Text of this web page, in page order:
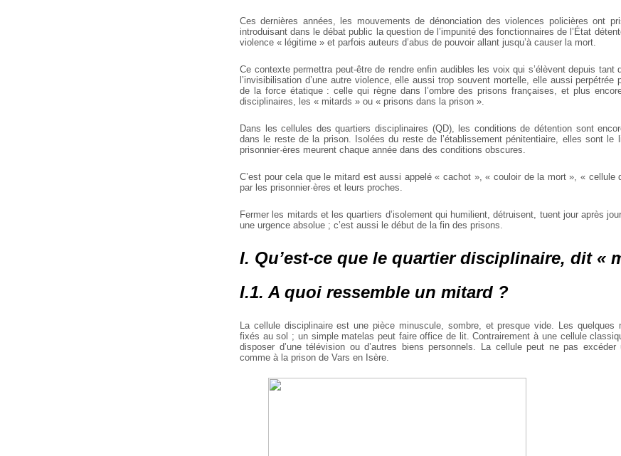
Ces dernières années, les mouvements de dénonciation des violences policières ont
introduisant dans le débat public la question de l’impunité des fonctionnaires de l’État
violence « légitime » et parfois auteurs d’abus de pouvoir allant jusqu’à causer la mort.
Ce contexte permettra peut-être de rendre enfin audibles les voix qui s’élèvent depuis tant
l’invisibilisation d’une autre violence, elle aussi trop souvent mortelle, elle aussi perpétrée
de la force étatique : celle qui règne dans l’ombre des prisons françaises, et plus
disciplinaires, les « mitards » ou « prisons dans la prison ».
Dans les cellules des quartiers disciplinaires (QD), les conditions de détention sont
dans le reste de la prison. Isolées du reste de l’établissement pénitentiaire, elles sont le
prisonnier·ères meurent chaque année dans des conditions obscures.
C’est pour cela que le mitard est aussi appelé « cachot », « couloir de la mort », « cellule
par les prisonnier·ères et leurs proches.
Fermer les mitards et les quartiers d’isolement qui humilient, détruisent, tuent jour après
une urgence absolue ; c’est aussi le début de la fin des prisons.
I. Qu’est-ce que le quartier disciplinaire, dit «
I.1. A quoi ressemble un mitard ?
La cellule disciplinaire est une pièce minuscule, sombre, et presque vide. Les quelques
fixés au sol ; un simple matelas peut faire office de lit. Contrairement à une cellule
disposer d’une télévision ou d’autres biens personnels. La cellule peut ne pas excéder
comme à la prison de Vars en Isère.